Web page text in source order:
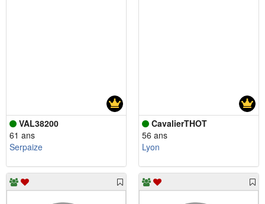
VAL38200
61 ans
Serpaize
CavalierTHOT
56 ans
Lyon